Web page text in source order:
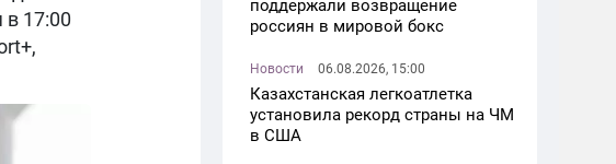
в 17:00
поддержали возвращение
россиян в мировой бокс
Новости 06.08.2026, 15:00
Казахстанская легкоатлетка
установила рекорд страны на ЧМ
в США